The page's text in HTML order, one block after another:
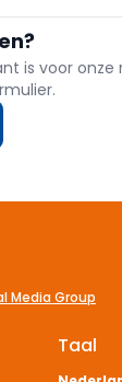
is voor
Media Group
Taal